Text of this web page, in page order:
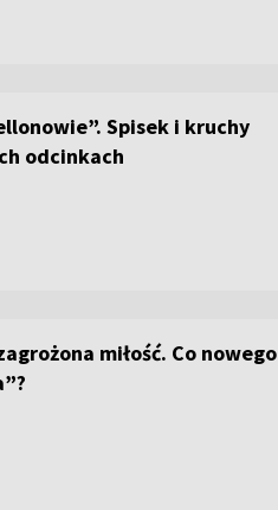
Spisek i kruchy
odcinkach
miłość. Co nowego